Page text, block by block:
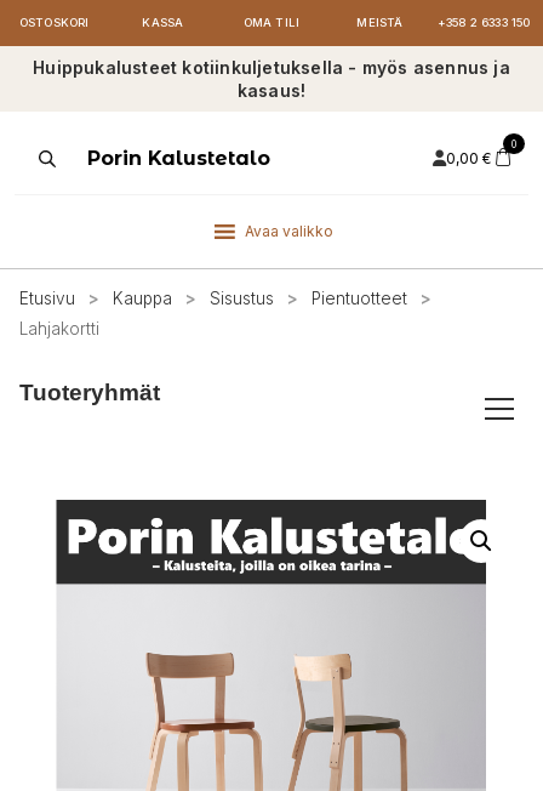
OSTOSKORI KASSA OMA TILI MEISTÄ +358 2 6333 150
Huippukalusteet kotiinkuljetuksella - myös asennus ja
kasaus!
ProductsPorin Kalustetalo 0,00 €
0
Avaa valikko
Etusivu > Kauppa > Sisustus > Pientuotteet
>
Lahjakortti
Tuoteryhmät